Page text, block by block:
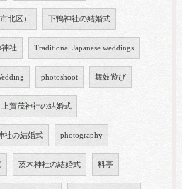
北区） 下鴨神社の結婚式
社 Traditional Japanese weddings
photoshoot 舞妓遊び
上賀茂神社の結婚式
社の結婚式 photography
茨木神社の結婚式 料亭